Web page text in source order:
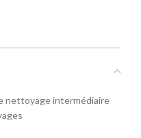
nettoyage intermédiaire